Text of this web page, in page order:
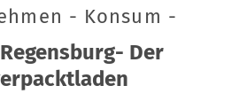
- Konsum -
Der